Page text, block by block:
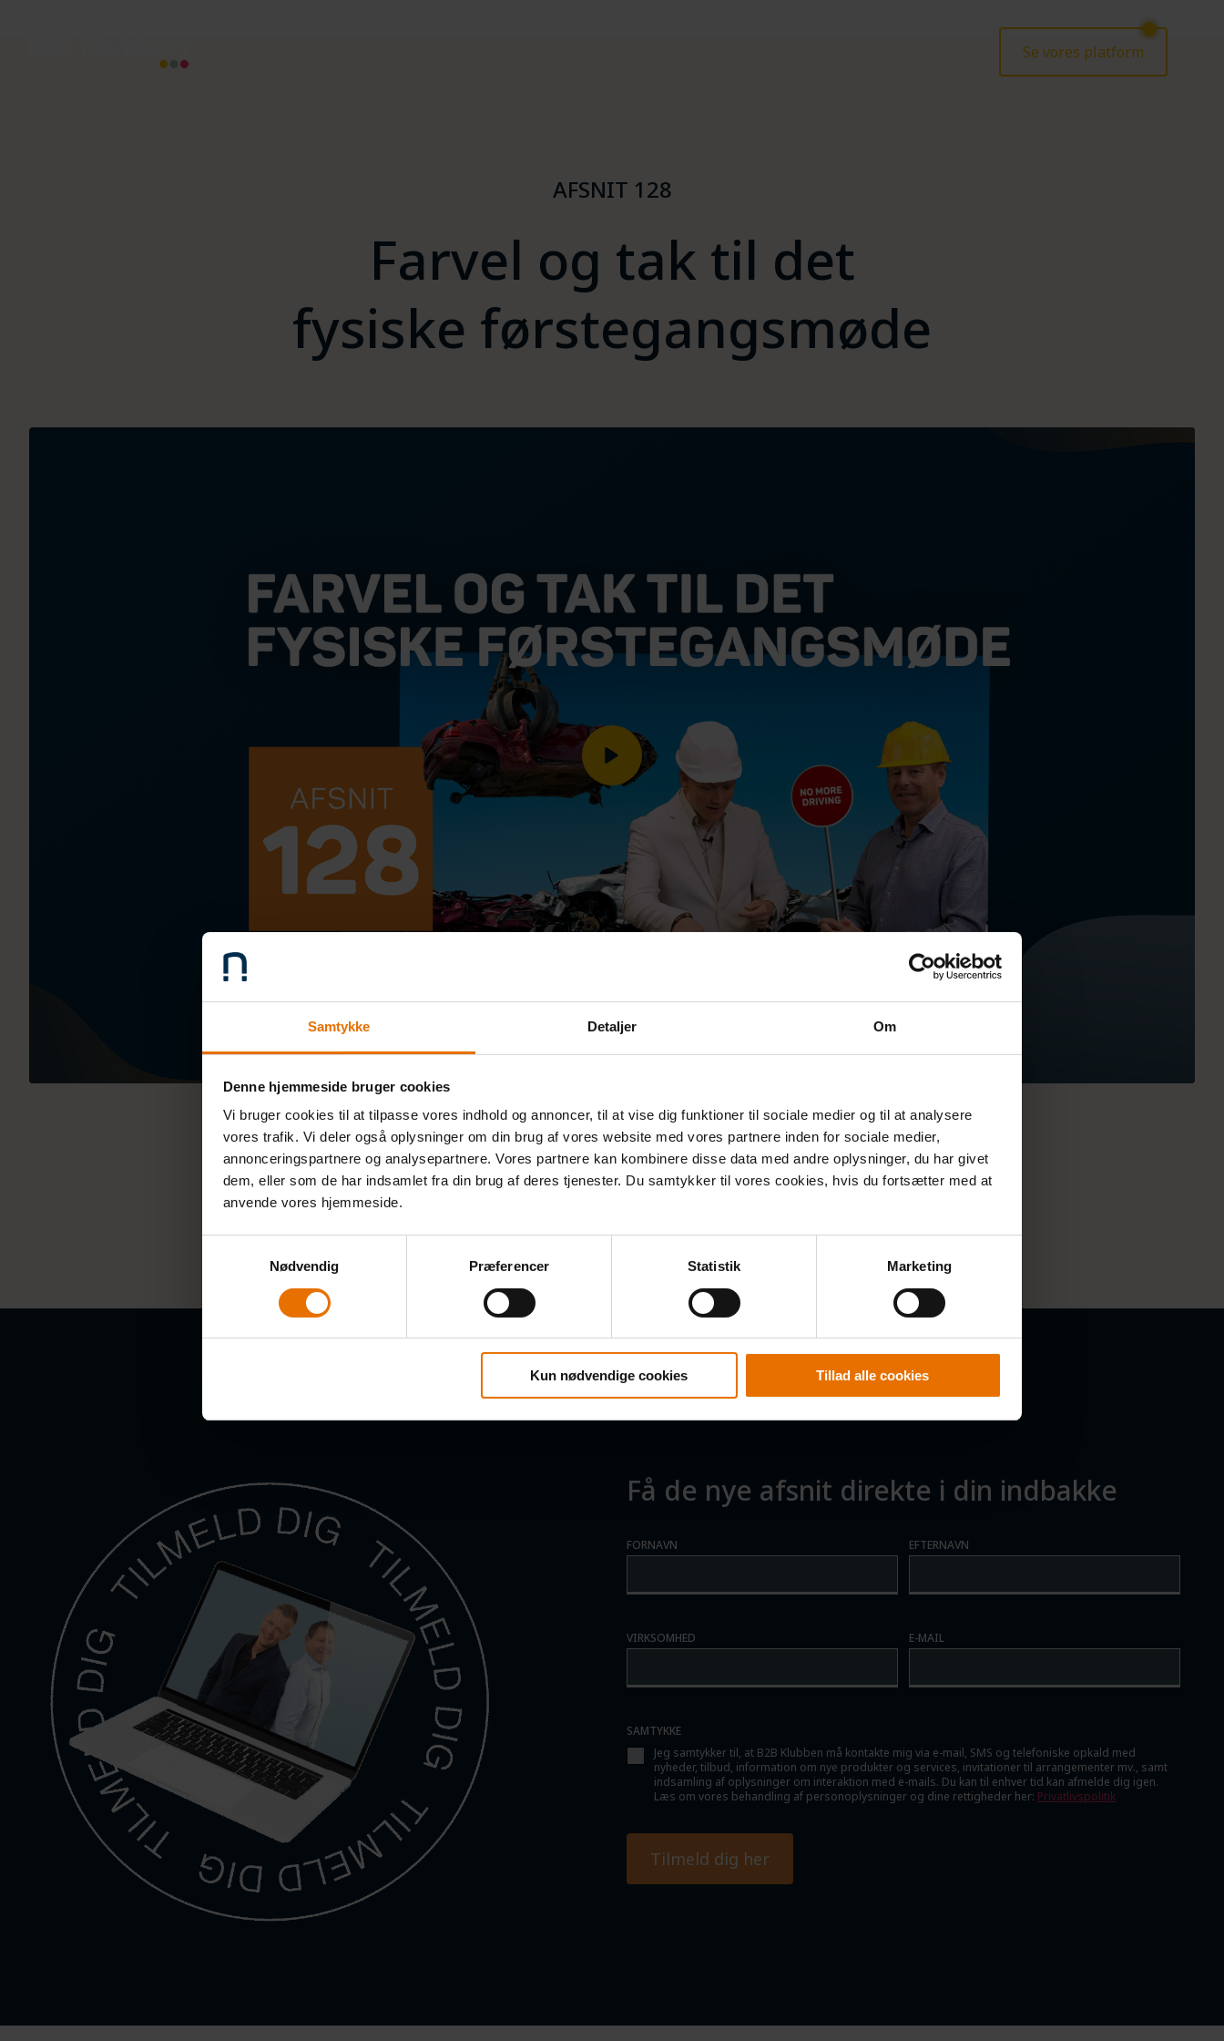
Samtykke Detaljer Om
Denne hjemmeside bruger cookies
Vi bruger cookies til at tilpasse vores indhold og annoncer, til at vise dig funktioner til sociale medier og til at analysere
vores trafik. Vi deler også oplysninger om din brug af vores website med vores partnere inden for sociale medier,
annonceringspartnere og analysepartnere. Vores partnere kan kombinere disse data med andre oplysninger, du har givet
dem, eller som de har indsamlet fra din brug af deres tjenester. Du samtykker til vores cookies, hvis du fortsætter med at
anvende vores hjemmeside.
Nødvendig
Præferencer Statistik Marketing
Kun nødvendige cookies Tillad alle cookies
Se vores platform
AFSNIT 128
Farvel og tak til det
fysiske førstegangsmøde
Tilbage til oversigten
Få de nye afsnit direkte i din indbakke
FORNAVN EFTERNAVN
VIRKSOMHED E-MAIL
SAMTYKKE
Jeg samtykker til, at B2B Klubben må kontakte mig via e-mail, SMS og telefoniske opkald med
nyheder, tilbud, information om nye produkter og services, invitationer til arrangementer mv., samt
indsamling af oplysninger om interaktion med e-mails. Du kan til enhver tid kan afmelde dig igen.
Læs om vores behandling af personoplysninger og dine rettigheder her: Privatlivspolitik
Tilmeld dig her